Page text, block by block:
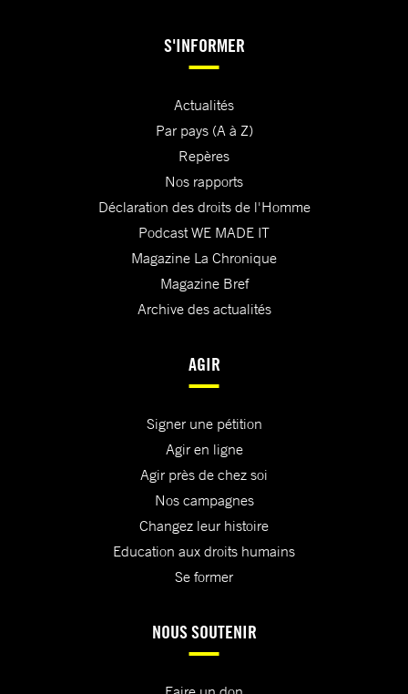
S'INFORMER
Actualités
Par pays (A à Z)
Repères
Nos rapports
Déclaration des droits de l'Homme
Podcast WE MADE IT
Magazine La Chronique
Magazine Bref
Archive des actualités
AGIR
Signer une pétition
Agir en ligne
Agir près de chez soi
Nos campagnes
Changez leur histoire
Education aux droits humains
Se former
NOUS SOUTENIR